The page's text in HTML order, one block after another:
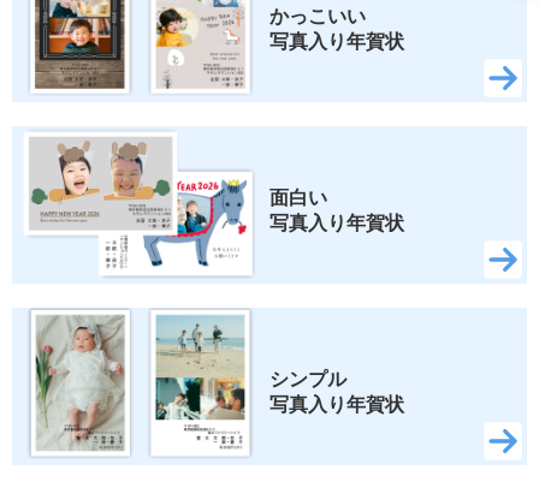
かっこいい
写真入り年賀状
面白い
写真入り年賀状
シンプル
写真入り年賀状